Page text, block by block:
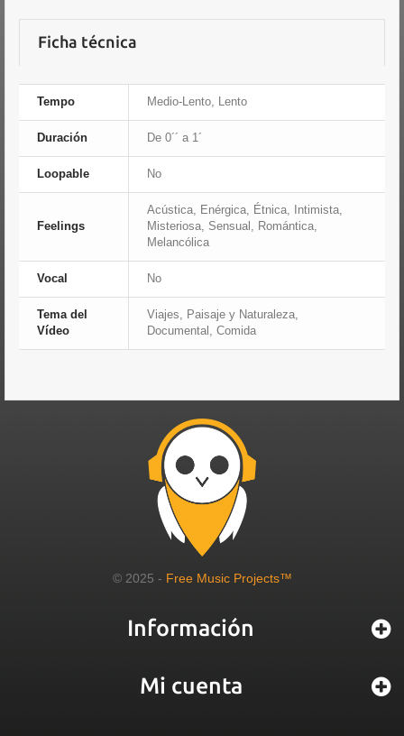
Ficha técnica
Tempo Medio-Lento, Lento
Duración De 0´´ a 1´
Loopable No
Feelings
Acústica, Enérgica, Étnica, Intimista,
Misteriosa, Sensual, Romántica,
Melancólica
Vocal No
Tema del
Vídeo
Viajes, Paisaje y Naturaleza,
Documental, Comida
© 2025 - Free Music Projects™
Información
Mi cuenta